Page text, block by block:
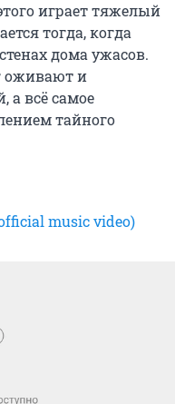
играет тяжелый
тогда, когда
дома ужасов.
оживают и
а всё самое
тайного
music video)